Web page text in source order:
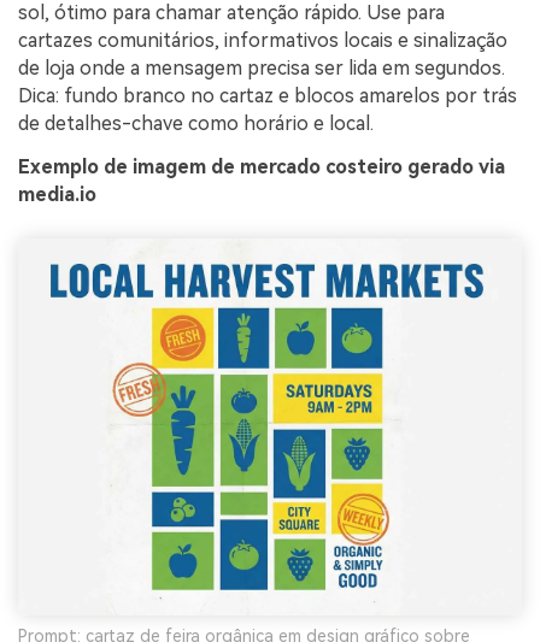
sol, ótimo para chamar atenção rápido. Use para
cartazes comunitários, informativos locais e sinalização
de loja onde a mensagem precisa ser lida em segundos.
Dica: fundo branco no cartaz e blocos amarelos por trás
de detalhes-chave como horário e local.
Exemplo de imagem de mercado costeiro gerado via
media.io
Prompt: cartaz de feira orgânica em design gráfico sobre